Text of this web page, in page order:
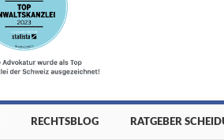
RECHTSBLOG RATGEBER